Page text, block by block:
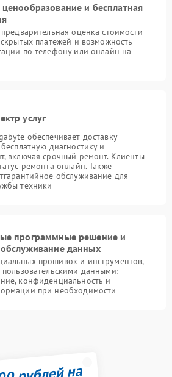
и бесплатная
оценка стоимости
платежей и возможность
по телефону или онлайн на
услуг
обеспечивает доставку
диагностику и
включая срочный ремонт. Клиенты
ремонта онлайн. Также
обслуживание для
техники
программные решение и
данных
прошивок и инструментов,
пользовательскими данными:
конфиденциальность и
при необходимости